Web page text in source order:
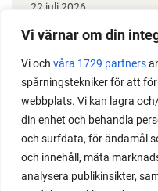
Vi värnar om din
Vi och våra 1729 partners
spårningstekniker för att
webbplats. Vi kan lagra
din enhet och behandla
och surfdata, för ändamål
och innehåll, mäta
analysera publikinsikter,
22 juli 2026
Odla stora växter
Med det här smarta
växter i en pallkrage
Perfekt om du vill